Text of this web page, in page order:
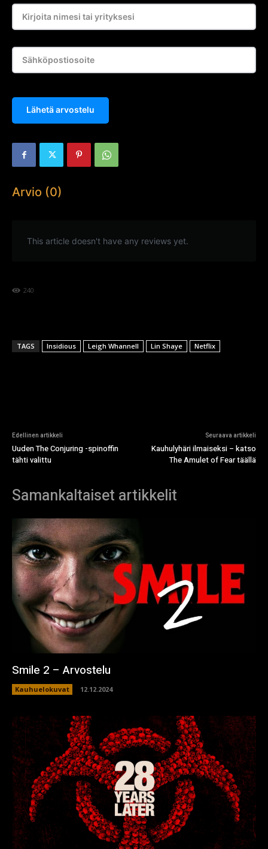
Lähetä arvostelu
Arvio (0)
This article doesn't have any reviews yet.
240
TAGS Insidious Leigh Whannell Lin Shaye Netflix
Edellinen artikkeli
Uuden The Conjuring -spinoffin
tähti valittu
Seuraava artikkeli
Kauhulyhäri ilmaiseksi – katso
The Amulet of Fear täällä
Samankaltaiset artikkelit
Smile 2 – Arvostelu
Kauhuelokuvat 12.12.2024